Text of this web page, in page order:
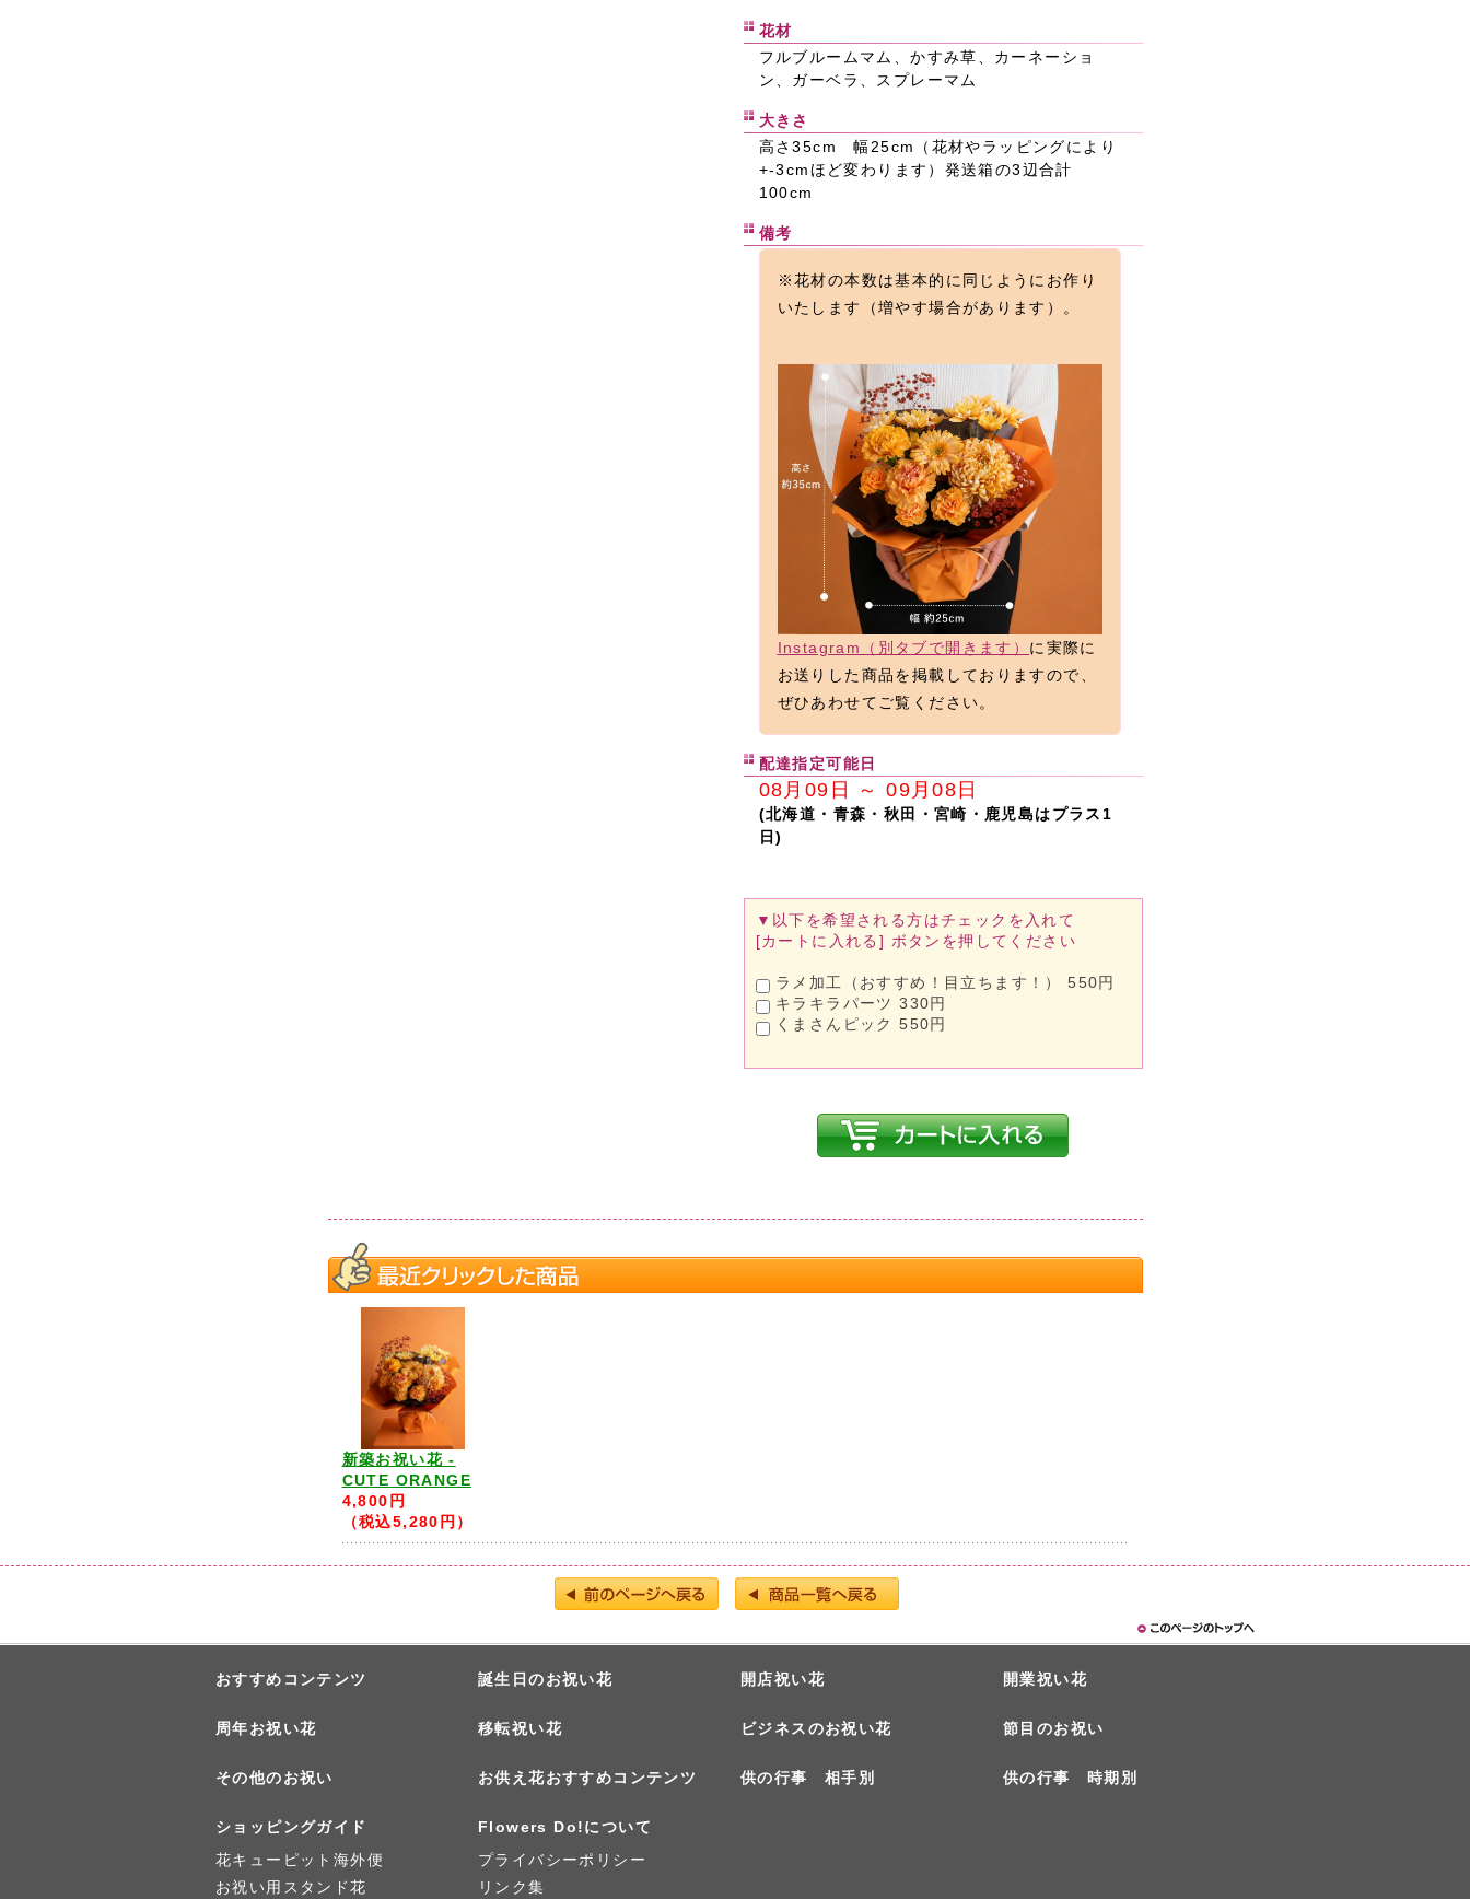
花材
フルブルームマム、かすみ草、カーネーショ
ン、ガーベラ、スプレーマム
大きさ
高さ35cm 幅25cm（花材やラッピングにより
+-3cmほど変わります）発送箱の3辺合計
100cm
備考
※花材の本数は基本的に同じようにお作り
いたします（増やす場合があります）。
Instagram（別タブで開きます） に実際に
お送りした商品を掲載しておりますので、
ぜひあわせてご覧ください。
配達指定可能日
08月09日 ～ 09月08日
(北海道・青森・秋田・宮崎・鹿児島はプラス1
日)
▼以下を希望される方はチェックを入れて
[カートに入れる] ボタンを押してください
ラメ加工（おすすめ！目立ちます！） 550円
キラキラパーツ 330円
くまさんピック 550円
新築お祝い花 -
CUTE ORANGE
4,800円
（税込5,280円）
おすすめコンテンツ 誕生日のお祝い花 開店祝い花 開業祝い花
周年お祝い花 移転祝い花 ビジネスのお祝い花 節目のお祝い
その他のお祝い お供え花おすすめコンテンツ 供の行事 相手別 供の行事 時期別
ショッピングガイド
花キューピット海外便
お祝い用スタンド花
Flowers Do!について
プライバシーポリシー
リンク集